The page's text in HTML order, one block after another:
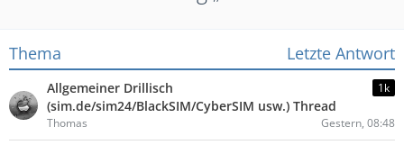
Thema Letzte Antwort
Allgemeiner Drillisch
(sim.de/sim24/BlackSIM/CyberSIM usw.) Thread
1k
Thomas Gestern, 08:48